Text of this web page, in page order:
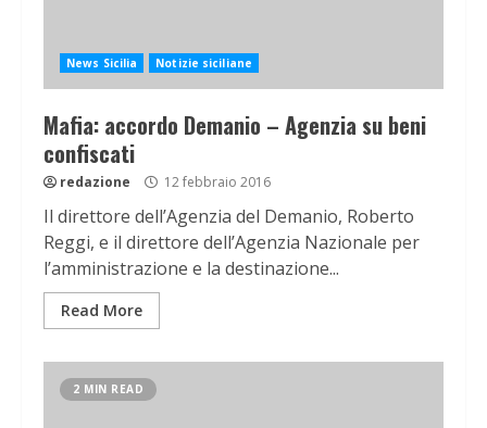
News Sicilia Notizie siciliane
Mafia: accordo Demanio – Agenzia su beni
confiscati
redazione 12 febbraio 2016
Il direttore dell’Agenzia del Demanio, Roberto
Reggi, e il direttore dell’Agenzia Nazionale per
l’amministrazione e la destinazione...
Read More
2 MIN READ